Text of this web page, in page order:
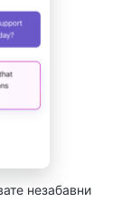
незабавни